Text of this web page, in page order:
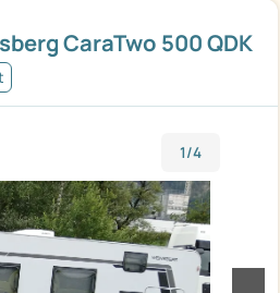
CaraTwo 500 QDK
1/4